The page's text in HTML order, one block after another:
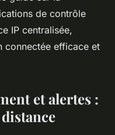
de contrôle
IP centralisée,
connectée efficace et
et alertes :